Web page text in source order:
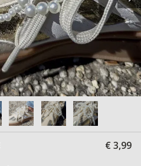
€ 3,99